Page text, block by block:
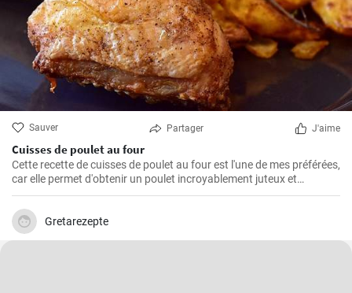
Sauver Partager J'aime
Cuisses de poulet au four
Cette recette de cuisses de poulet au four est l'une de mes préférées,
car elle permet d'obtenir un poulet incroyablement juteux et
savoureux. Les cuisses de poulet sont les parties du poulet que je
préfère cuire au four parce qu'elles restent juteuses même après un
long temps de cuisson. De plus, les ingrédients sont simples, mais
parviennent toujours à faire ressortir le meilleur du poulet, créant
Gretarezepte